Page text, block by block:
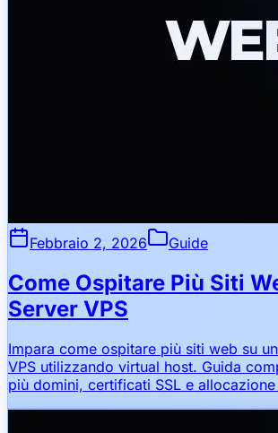
Febbraio 2, 2026 Guide
Come Ospitare Più Siti
Server VPS
Impara come ospitare più siti web su
VPS utilizzando virtual host. Guida
più domini, certificati SSL e